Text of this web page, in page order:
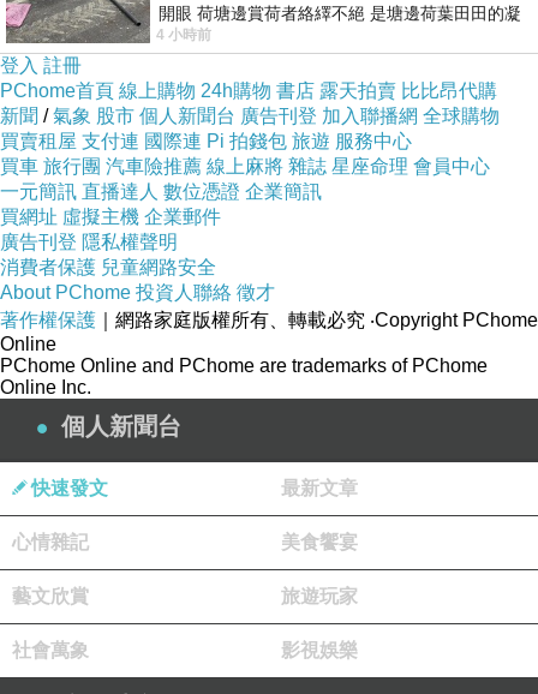
商品訊息描述
網友一致推薦
●立體剪裁搭配束口設計，超強防風不受寒
●內層細緻暖絨鋪底，循環鎖住溫暖！
●防風防水、保暖透氣，冬天騎車、戶外運動必備
開眼 荷塘邊賞荷者絡繹不絕 是塘邊荷葉田田的凝
望 風中飄逸的是映日荷花別樣紅
4 小時前
登入 註冊
PChome首頁 線上購物 24h購物 書店 露天拍賣 比比昂代購
新聞 /氣象 股市 個人新聞台 廣告刊登 加入聯播網 全球購物
買賣租屋 支付連 國際連 Pi 拍錢包 旅遊 服務中心
買車 旅行團 汽車險推薦 線上麻將 雜誌 星座命理 會員中心
一元簡訊 直播達人 數位憑證 企業簡訊
買網址 虛擬主機 企業郵件
廣告刊登 隱私權聲明
消費者保護 兒童網路安全
About PChome 投資人聯絡 徵才
著作權保護 ｜網路家庭版權所有、轉載必究 ‧Copyright PChome
Online
PChome Online and PChome are trademarks of PChome
Online Inc.
個人新聞台
快速發文 最新文章
心情雜記 美食饗宴
藝文欣賞 旅遊玩家
社會萬象 影視娛樂